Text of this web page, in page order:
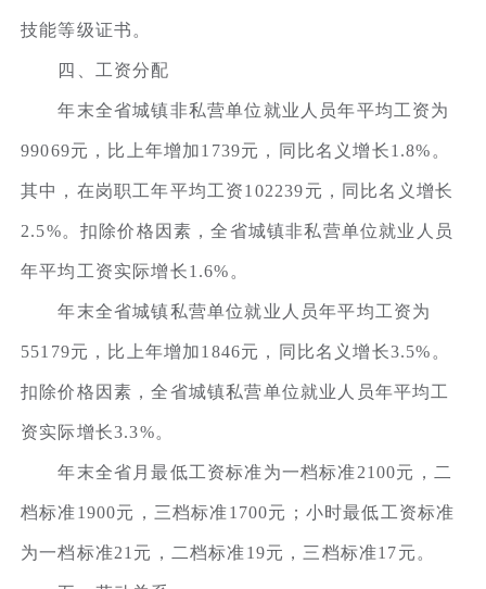
技能等级证书。
四、工资分配
年末全省城镇非私营单位就业人员年平均工资为
99069元，比上年增加1739元，同比名义增长1.8%。
其中，在岗职工年平均工资102239元，同比名义增长
2.5%。扣除价格因素，全省城镇非私营单位就业人员
年平均工资实际增长1.6%。
年末全省城镇私营单位就业人员年平均工资为
55179元，比上年增加1846元，同比名义增长3.5%。
扣除价格因素，全省城镇私营单位就业人员年平均工
资实际增长3.3%。
年末全省月最低工资标准为一档标准2100元，二
档标准1900元，三档标准1700元；小时最低工资标准
为一档标准21元，二档标准19元，三档标准17元。